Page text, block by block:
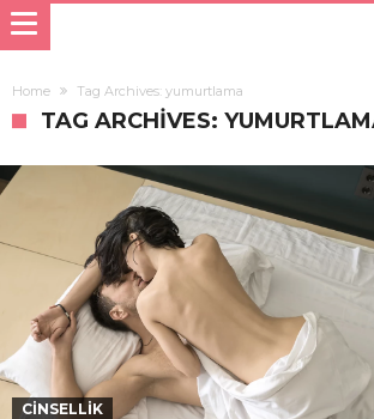
Home Tag Archives: yumurtlama
TAG ARCHIVES:
CINSELLIK